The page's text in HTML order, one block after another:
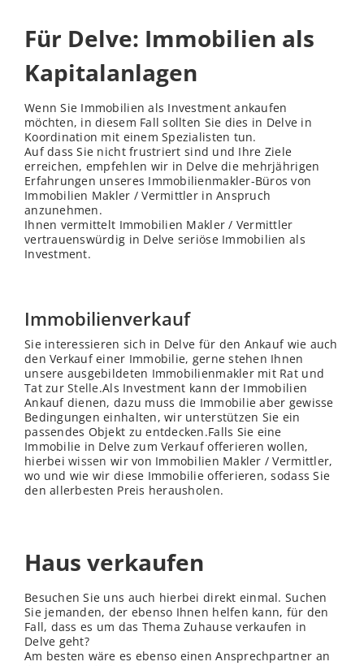
Für Delve: Immobilien als
Kapitalanlagen
Wenn Sie Immobilien als Investment ankaufen
möchten, in diesem Fall sollten Sie dies in Delve in
Koordination mit einem Spezialisten tun.
Auf dass Sie nicht frustriert sind und Ihre Ziele
erreichen, empfehlen wir in Delve die mehrjährigen
Erfahrungen unseres Immobilienmakler-Büros von
Immobilien Makler / Vermittler in Anspruch
anzunehmen.
Ihnen vermittelt Immobilien Makler / Vermittler
vertrauenswürdig in Delve seriöse Immobilien als
Investment.
Immobilienverkauf
Sie interessieren sich in Delve für den Ankauf wie auch
den Verkauf einer Immobilie, gerne stehen Ihnen
unsere ausgebildeten Immobilienmakler mit Rat und
Tat zurStelle.Als Investment kann der Immobilien
Ankauf dienen, dazu muss die Immobilie aber gewisse
Bedingungen einhalten, wir unterstützen Sie ein
passendes Objekt zu entdecken.Falls Sie eine
Immobilie in Delve zum Verkauf offerieren wollen,
hierbeiwissen wir von Immobilien Makler / Vermittler,
wo und wie wir diese Immobilie offerieren, sodass Sie
den allerbesten Preis herausholen.
Haus verkaufen
Besuchen Sie uns auch hierbei direkt einmal. Suchen
Sie jemanden, der ebenso Ihnen helfen kann, für den
Fall, dass es um das Thema Zuhause verkaufen in
Delve geht?
Am besten wäre es ebenso einen Ansprechpartner an